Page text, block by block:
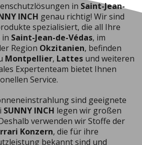
in Saint-Jean-
INCH genau richtig! Wir sind
spezialisiert, die all Ihre
Saint-Jean-de-Védas, im
Region Okzitanien, befinden
Montpellier, Lattes und weiteren
Expertenteam bietet Ihnen
Service.
sind geeignete
SUNNY INCH legen wir großen
verwenden wir Stoffe der
Konzern, die für ihre
bekannt sind und